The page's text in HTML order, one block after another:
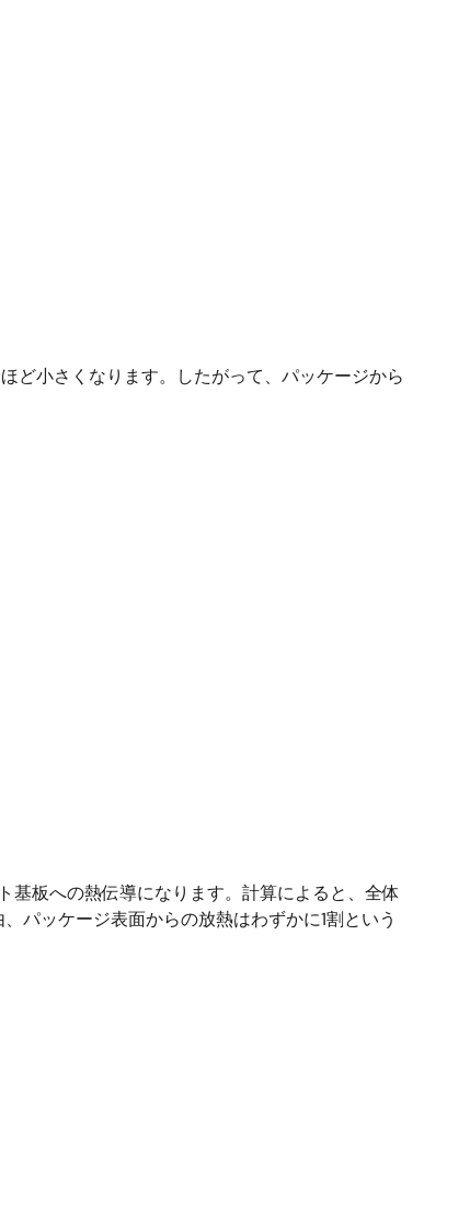
ど小さくなります。したがって、パッケージから
基板への熱伝導になります。計算によると、全体
パッケージ表面からの放熱はわずかに1割という